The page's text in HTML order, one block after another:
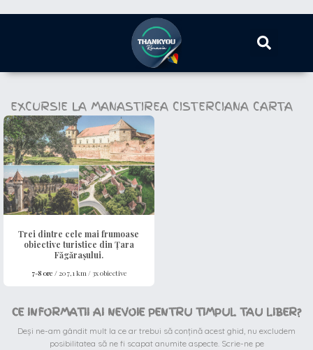
EXCURSIE LA MANASTIREA CISTERCIANA CARTA
Trei dintre cele mai frumoase
obiective turistice din Țara
Făgărașului.
7-8 ore /207,1 km / 3x obiective
CE INFORMATII AI NEVOIE PENTRU TIMPUL TAU LIBER?
Deși ne-am gândit mult la ce ar trebui să conțină acest ghid, nu excludem
posibilitatea să ne fi scapat anumite aspecte. Scrie-ne pe